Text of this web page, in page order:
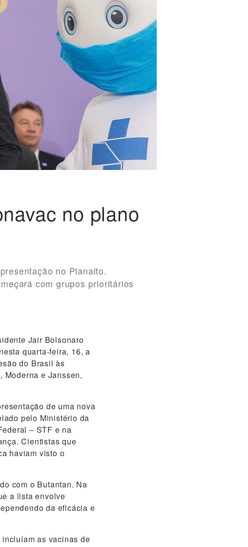
no plano
no Planalto.
com grupos prioritários
Jair Bolsonaro
quarta-feira, 16, a
do Brasil às
Moderna e Janssen,
de uma nova
pelo Ministério da
– STF e na
Cientistas que
haviam visto o
com o Butantan. Na
a lista envolve
da eficácia e
as vacinas de